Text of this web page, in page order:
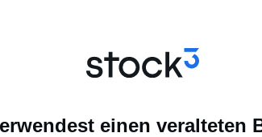
einen veralteten